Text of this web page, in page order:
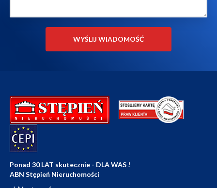
Ponad 30 LAT skutecznie - DLA WAS !
ABN Stępień Nieruchomości